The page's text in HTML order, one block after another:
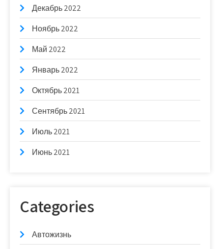
Декабрь 2022
Ноябрь 2022
Май 2022
Январь 2022
Октябрь 2021
Сентябрь 2021
Июль 2021
Июнь 2021
Categories
Автожизнь